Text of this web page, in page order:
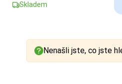
Skladem
Nenašli jste, co jste